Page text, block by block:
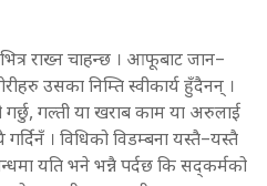
राख्न चाहन्छ । आफूबाट जान–
उसका निम्ति स्वीकार्य हुँदैनन् ।
गल्ती या खराब काम या अरुलाई
। विधिको विडम्बना यस्तै–यस्तै
यति भने भन्नै पर्दछ कि सद्कर्मको